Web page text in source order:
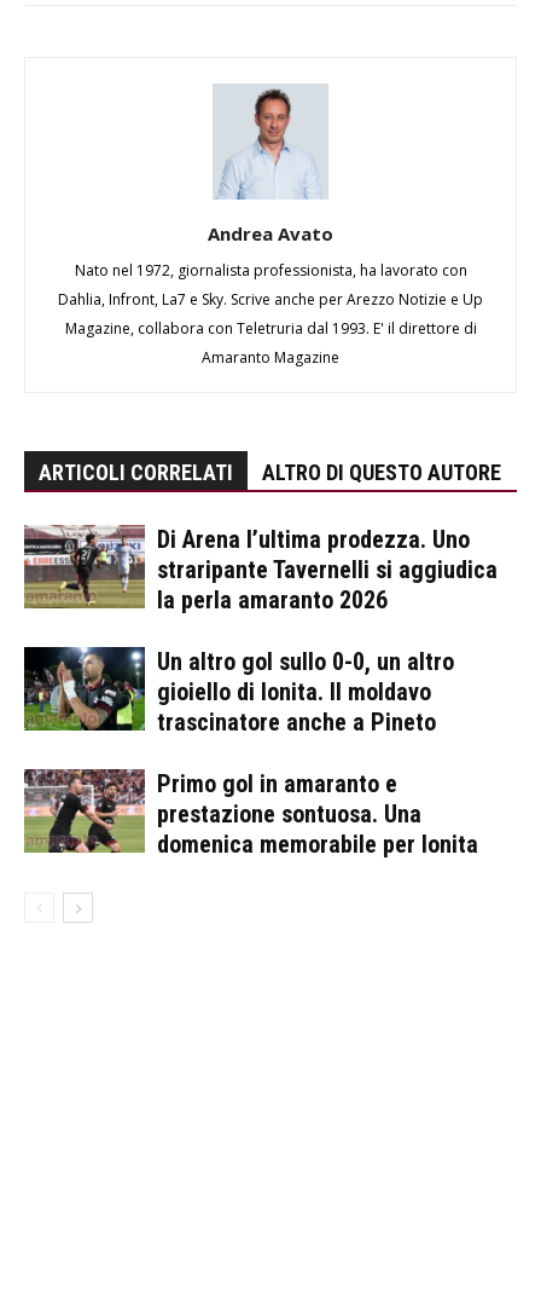
Andrea Avato
Nato nel 1972, giornalista professionista, ha lavorato con
Dahlia, Infront, La7 e Sky. Scrive anche per Arezzo Notizie e Up
Magazine, collabora con Teletruria dal 1993. E' il direttore di
Amaranto Magazine
ARTICOLI CORRELATI ALTRO DI QUESTO AUTORE
Di Arena l’ultima prodezza. Uno
straripante Tavernelli si aggiudica
la perla amaranto 2026
Un altro gol sullo 0-0, un altro
gioiello di Ionita. Il moldavo
trascinatore anche a Pineto
Primo gol in amaranto e
prestazione sontuosa. Una
domenica memorabile per Ionita